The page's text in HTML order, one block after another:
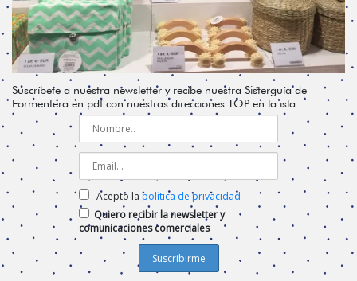
Suscríbete a nuestra newsletter y recibe nuestra Sisterguía de
Formentera en pdf con nuestras direcciones TOP en la isla
Acepto la política de privacidad
Quiero recibir la newsletter y
comunicaciones comerciales